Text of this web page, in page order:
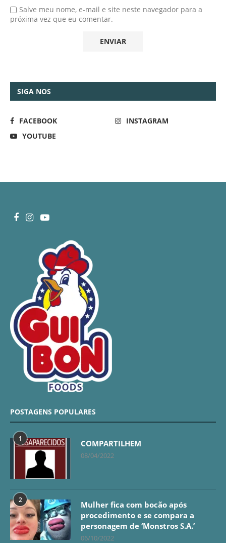
Salve meu nome, e-mail e site neste navegador para a
próxima vez que eu comentar.
SIGA NOS
FACEBOOK
INSTAGRAM
YOUTUBE
POSTAGENS POPULARES
1 COMPARTILHEM
08/04/2022
2
Mulher fica com bocão após
procedimento e se compara a
personagem de ‘Monstros S.A.’
06/10/2022